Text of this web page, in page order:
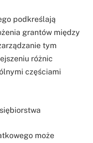
podkreślają
grantów między
tym
różnic
częściami
może